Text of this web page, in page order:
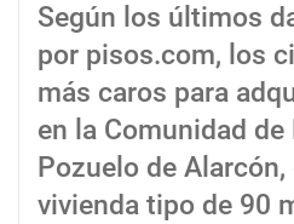
Según los últimos
por pisos.com, los
más caros para
en la Comunidad
Pozuelo de
vivienda tipo de 90